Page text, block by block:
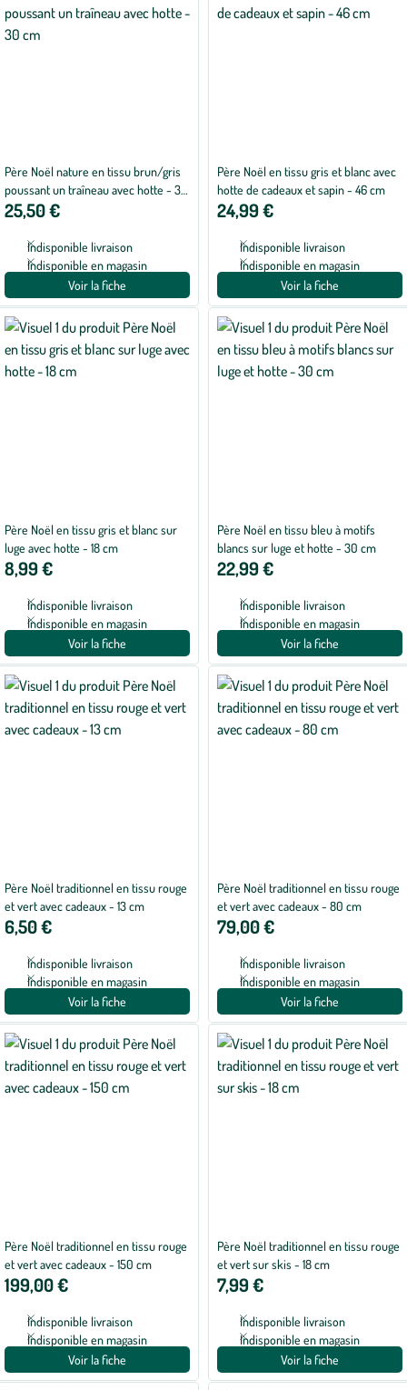
Père Noël nature en tissu brun/gris
poussant un traîneau avec hotte - 30
cm
25,50 €
Indisponible livraison
Indisponible en magasin
Voir la fiche
Père Noël en tissu gris et blanc avec
hotte de cadeaux et sapin - 46 cm
24,99 €
Indisponible livraison
Indisponible en magasin
Voir la fiche
Père Noël en tissu gris et blanc sur
luge avec hotte - 18 cm
8,99 €
Indisponible livraison
Indisponible en magasin
Voir la fiche
Père Noël en tissu bleu à motifs
blancs sur luge et hotte - 30 cm
22,99 €
Indisponible livraison
Indisponible en magasin
Voir la fiche
Père Noël traditionnel en tissu rouge
et vert avec cadeaux - 13 cm
6,50 €
Indisponible livraison
Indisponible en magasin
Voir la fiche
Père Noël traditionnel en tissu rouge
et vert avec cadeaux - 80 cm
79,00 €
Indisponible livraison
Indisponible en magasin
Voir la fiche
Père Noël traditionnel en tissu rouge
et vert avec cadeaux - 150 cm
199,00 €
Indisponible livraison
Indisponible en magasin
Voir la fiche
Père Noël traditionnel en tissu rouge
et vert sur skis - 18 cm
7,99 €
Indisponible livraison
Indisponible en magasin
Voir la fiche